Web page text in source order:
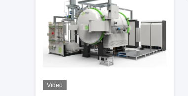
Video